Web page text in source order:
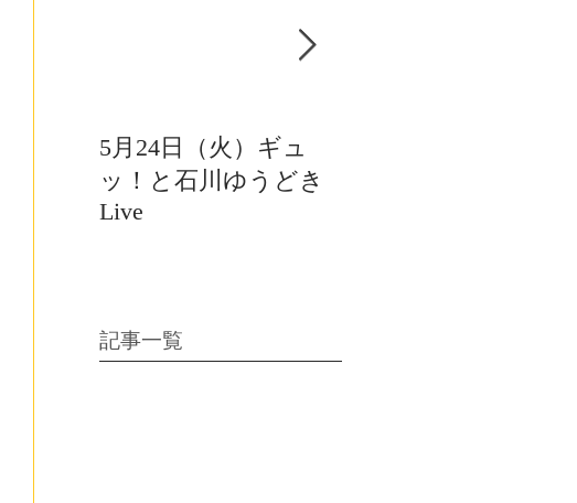
5月24日（火）ギュ
ッ！と石川ゆうどき
Live
記事一覧